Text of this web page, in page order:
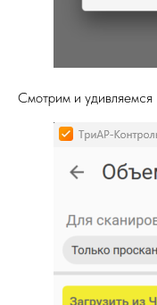
Смотрим и удивляемся